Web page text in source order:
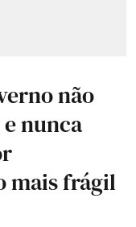
não
nunca
mais frágil